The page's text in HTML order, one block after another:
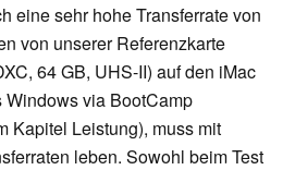
eine sehr hohe Transferrate von
von unserer Referenzkarte
64 GB, UHS-II) auf den iMac
via BootCamp
Kapitel Leistung), muss mit
leben. Sowohl beim Test